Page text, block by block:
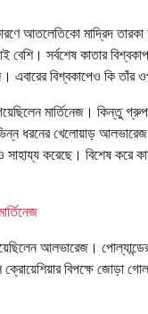
আতলেতিকো মাদ্রিদ
বেশি। সর্বশেষ কাতার
এবারের বিশ্বকাপেও কি তাঁর
মার্তিনেজ। কিন্তু গ্রুপ
ধরনের খেলোয়াড়
করেছে। বিশেষ করে
আলভারেজ।
বিপক্ষে জোড়া